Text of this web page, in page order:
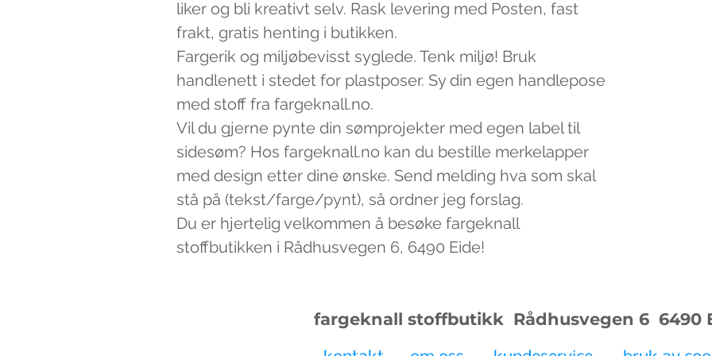
liker og bli kreativt selv. Rask levering med Posten, fast
frakt, gratis henting i butikken.
Fargerik og miljøbevisst syglede. Tenk miljø! Bruk
handlenett i stedet for plastposer. Sy din egen handlepose
med stoff fra fargeknall.no.
Vil du gjerne pynte din sømprojekter med egen label til
sidesøm? Hos fargeknall.no kan du bestille merkelapper
med design etter dine ønske. Send melding hva som skal
stå på (tekst/farge/pynt), så ordner jeg forslag.
Du er hjertelig velkommen å besøke fargeknall
stoffbutikken i Rådhusvegen 6, 6490 Eide!
fargeknall stoffbutikk Rådhusvegen 6 6490